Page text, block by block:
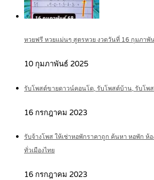
หวยฟรี หวยแม่นๆ สูตรหวย งวดวันที่ 16 กุมภาพั
10 กุมภาพันธ์ 2025
รับโพสต์ขายดาวน์คอนโด, รับโพสต์บ้าน, รับโพ
16 กรกฎาคม 2023
รับจ้างโพส ให้เช่าหอพักราคาถูก ค้นหา หอพัก ห้
ทั่วเมืองไทย
16 กรกฎาคม 2023